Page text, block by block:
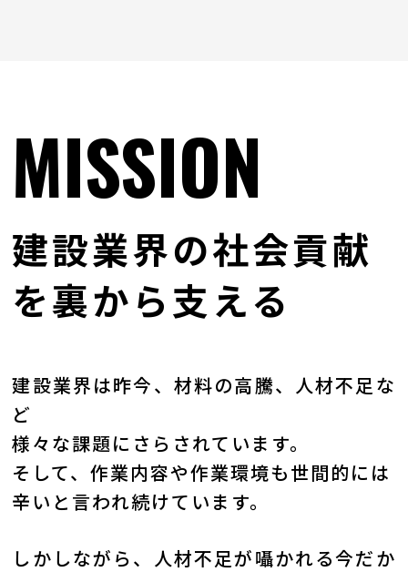
MISSION
建設業界の社会貢献
を裏から支える
建設業界は昨今、材料の高騰、人材不足な
ど
様々な課題にさらされています。
そして、作業内容や作業環境も世間的には
辛いと言われ続けています。
しかしながら、人材不足が囁かれる今だか